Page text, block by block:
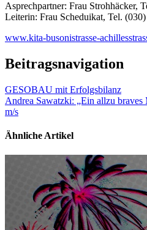
Asprechpartner: Frau Strohhäcker,
Leiterin: Frau Scheduikat, Tel.
www.kita-busonistrasse-
Beitragsnavigation
GESOBAU mit Erfolgsbilanz
Andrea Sawatzki: „Ein allzu braves
m/s
Ähnliche Artikel